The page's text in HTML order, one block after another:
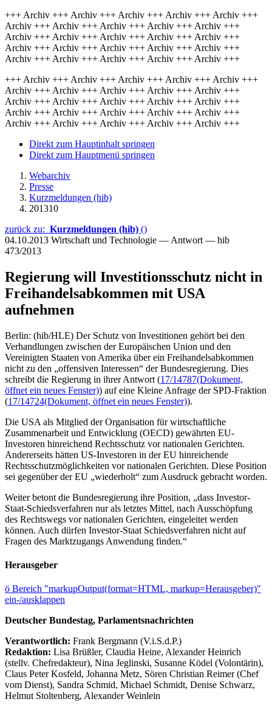
+++ Archiv +++ Archiv +++ Archiv +++ Archiv +++ Archiv +++
Archiv +++ Archiv +++ Archiv +++ Archiv +++ Archiv +++
Archiv +++ Archiv +++ Archiv +++ Archiv +++ Archiv +++
Archiv +++ Archiv +++ Archiv +++ Archiv +++ Archiv +++
Archiv +++ Archiv +++ Archiv +++ Archiv +++ Archiv +++
+++ Archiv +++ Archiv +++ Archiv +++ Archiv +++ Archiv +++
Archiv +++ Archiv +++ Archiv +++ Archiv +++ Archiv +++
Archiv +++ Archiv +++ Archiv +++ Archiv +++ Archiv +++
Archiv +++ Archiv +++ Archiv +++ Archiv +++ Archiv +++
Archiv +++ Archiv +++ Archiv +++ Archiv +++ Archiv +++
Direkt zum Hauptinhalt springen
Direkt zum Hauptmenü springen
Webarchiv
Presse
Kurzmeldungen (hib)
201310
zurück zu: Kurzmeldungen (hib) ()
04.10.2013 Wirtschaft und Technologie — Antwort — hib
473/2013
Regierung will Investitionsschutz nicht in
Freihandelsabkommen mit USA
aufnehmen
Berlin: (hib/HLE) Der Schutz von Investitionen gehört bei den
Verhandlungen zwischen der Europäischen Union und den
Vereinigten Staaten von Amerika über ein Freihandelsabkommen
nicht zu den „offensiven Interessen“ der Bundesregierung. Dies
schreibt die Regierung in ihrer Antwort (17/14787(Dokument,
öffnet ein neues Fenster)) auf eine Kleine Anfrage der SPD-Fraktion
(17/14724(Dokument, öffnet ein neues Fenster)).
Die USA als Mitglied der Organisation für wirtschaftliche
Zusammenarbeit und Entwicklung (OECD) gewährten EU-
Investoren hinreichend Rechtsschutz vor nationalen Gerichten.
Andererseits hätten US-Investoren in der EU hinreichende
Rechtsschutzmöglichkeiten vor nationalen Gerichten. Diese Position
sei gegenüber der EU „wiederholt“ zum Ausdruck gebracht worden.
Weiter betont die Bundesregierung ihre Position, „dass Investor-
Staat-Schiedsverfahren nur als letztes Mittel, nach Ausschöpfung
des Rechtswegs vor nationalen Gerichten, eingeleitet werden
können. Auch dürfen Investor-Staat Schiedsverfahren nicht auf
Fragen des Marktzugangs Anwendung finden.“
Herausgeber
ö Bereich "markupOutput(format=HTML, markup=Herausgeber)"
ein-/ausklappen
Deutscher Bundestag, Parlamentsnachrichten
Verantwortlich: Frank Bergmann (V.i.S.d.P.)
Redaktion: Lisa Brüßler, Claudia Heine, Alexander Heinrich
(stellv. Chefredakteur), Nina Jeglinski, Susanne Ködel (Volontärin),
Claus Peter Kosfeld, Johanna Metz, Sören Christian Reimer (Chef
vom Dienst), Sandra Schmid, Michael Schmidt, Denise Schwarz,
Helmut Stoltenberg, Alexander Weinlein